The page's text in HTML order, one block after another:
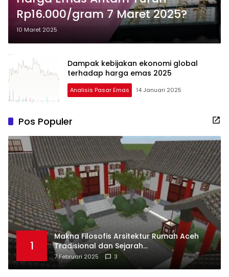
Rp16.000/gram 7 Maret 2025?
10 Maret 2025
Dampak kebijakan ekonomi global
terhadap harga emas 2025
Analisis Pasar Emas 14 Januari 2025
Pos Populer
1
Makna Filosofis Arsitektur Rumah Aceh
Tradisional dan Sejarah
Perkembangannya
7 Februari 2025 3